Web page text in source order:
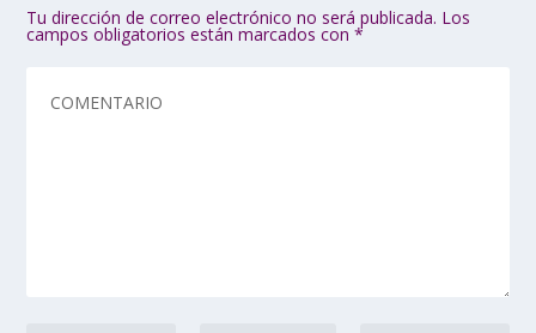
Tu dirección de correo electrónico no será publicada. Los
campos obligatorios están marcados con*